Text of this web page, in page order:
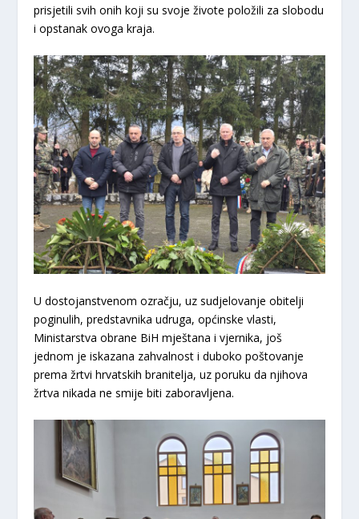
prisjetili svih onih koji su svoje živote položili za slobodu
i opstanak ovoga kraja.
U dostojanstvenom ozračju, uz sudjelovanje obitelji
poginulih, predstavnika udruga, općinske vlasti,
Ministarstva obrane BiH mještana i vjernika, još
jednom je iskazana zahvalnost i duboko poštovanje
prema žrtvi hrvatskih branitelja, uz poruku da njihova
žrtva nikada ne smije biti zaboravljena.